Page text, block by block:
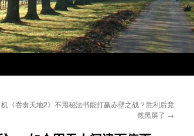
《吞食天地2》不用秘法书能打赢赤壁之战？胜利后竟
然黑屏了 →